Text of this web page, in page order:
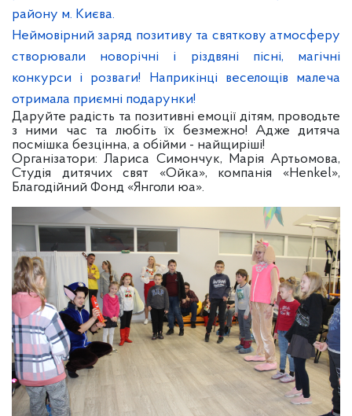
району м. Києва.
Неймовірний заряд позитиву та святкову атмосферу
створювали новорічні і різдвяні пісні, магічні
конкурси і розваги! Наприкінці веселощів малеча
отримала приємні подарунки!
Даруйте радість та позитивні емоції дітям, проводьте
з ними час та любіть їх безмежно! Адже дитяча
посмішка безцінна, а обійми - найщиріші!
Організатори: Лариса Симончук, Марія Артьомова,
Студія дитячих свят «Ойка», компанія «Henkel»,
Благодійний Фонд «Янголи юа».